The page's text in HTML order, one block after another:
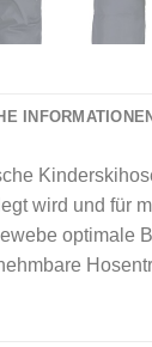
INFORMATIONEN
wird und für
optimale